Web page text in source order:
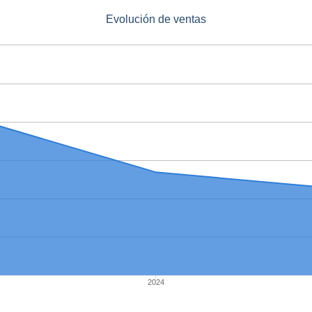
Evolución de ventas
2024